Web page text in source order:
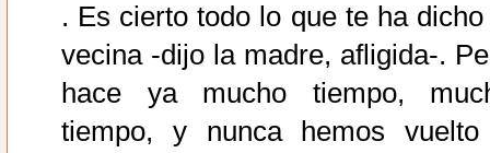
. Es cierto todo lo que te ha dicho
vecina -dijo la madre, afligida-.
hace ya mucho tiempo,
tiempo, y nunca hemos